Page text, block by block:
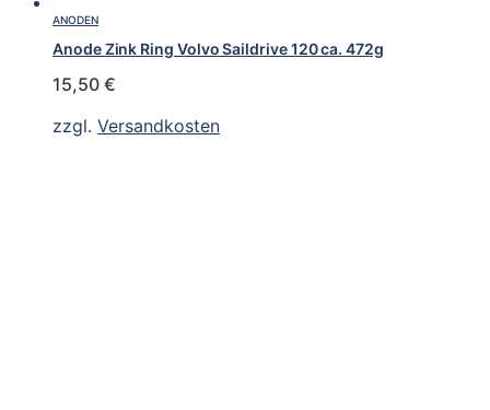
ANODEN
Anode Zink Ring Volvo Saildrive 120 ca. 472g
15,50 €
zzgl. Versandkosten